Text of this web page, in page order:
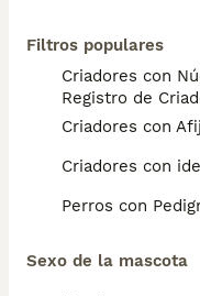
Filtros populares
Criadores con
Registro de
Criadores con
Criadores con
Perros con
Sexo de la mascota